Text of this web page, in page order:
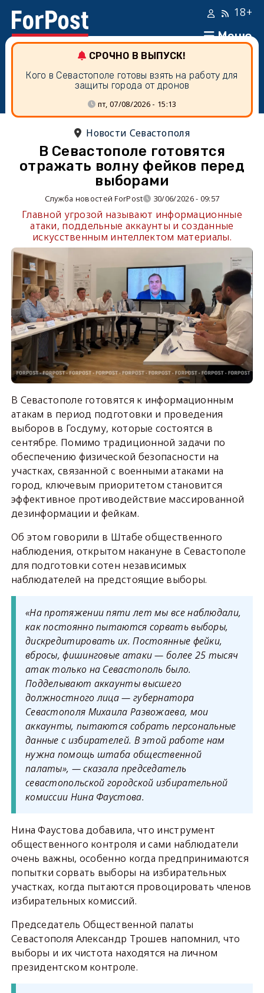
Меню
18+
СРОЧНО В ВЫПУСК!
Кого в Севастополе готовы взять на работу для
защиты города от дронов
пт, 07/08/2026 - 15:13
Новости Севастополя
В Севастополе готовятся
отражать волну фейков перед
выборами
Служба новостей ForPost 30/06/2026 - 09:57
Главной угрозой называют информационные
атаки, поддельные аккаунты и созданные
искусственным интеллектом материалы.
В Севастополе готовятся к информационным
атакам в период подготовки и проведения
выборов в Госдуму, которые состоятся в
сентябре. Помимо традиционной задачи по
обеспечению физической безопасности на
участках, связанной с военными атаками на
город, ключевым приоритетом становится
эффективное противодействие массированной
дезинформации и фейкам.
Об этом говорили в Штабе общественного
наблюдения, открытом накануне в Севастополе
для подготовки сотен независимых
наблюдателей на предстоящие выборы.
«На протяжении пяти лет мы все наблюдали,
как постоянно пытаются сорвать выборы,
дискредитировать их. Постоянные фейки,
вбросы, фишинговые атаки — более 25 тысяч
атак только на Севастополь было.
Подделывают аккаунты высшего
должностного лица — губернатора
Севастополя Михаила Развожаева, мои
аккаунты, пытаются собрать персональные
данные с избирателей. В этой работе нам
нужна помощь штаба общественной
палаты», — сказала председатель
севастопольской городской избирательной
комиссии Нина Фаустова.
Нина Фаустова добавила, что инструмент
общественного контроля и сами наблюдатели
очень важны, особенно когда предпринимаются
попытки сорвать выборы на избирательных
участках, когда пытаются провоцировать членов
избирательных комиссий.
Председатель Общественной палаты
Севастополя Александр Трошев напомнил, что
выборы и их чистота находятся на личном
президентском контроле.